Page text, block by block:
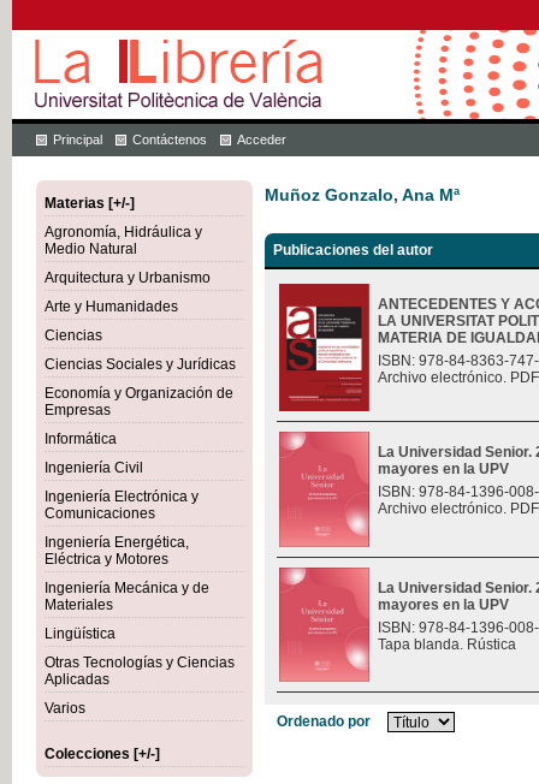
Principal Contáctenos Acceder
Materias [+/-]
Agronomía, Hidráulica y
Medio Natural
Arquitectura y Urbanismo
Arte y Humanidades
Ciencias
Ciencias Sociales y Jurídicas
Economía y Organización de
Empresas
Informática
Ingeniería Civil
Ingeniería Electrónica y
Comunicaciones
Ingeniería Energética,
Eléctrica y Motores
Ingeniería Mecánica y de
Materiales
Lingüística
Otras Tecnologías y Ciencias
Aplicadas
Varios
Colecciones [+/-]
Muñoz Gonzalo, Ana Mª
Publicaciones del autor
ANTECEDENTES Y
LA UNIVERSITAT
MATERIA DE
ISBN: 978-84-8363-
Archivo electrónico.
La Universidad
mayores en la UPV
ISBN: 978-84-1396-
Archivo electrónico.
La Universidad
mayores en la UPV
ISBN: 978-84-1396-
Tapa blanda. Rústica
Ordenado por